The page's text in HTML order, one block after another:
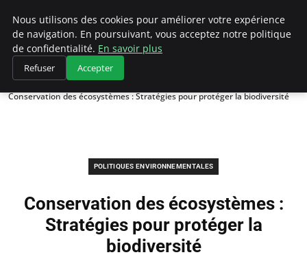
Climategatecountryclub.com
Accueil
Politiques environnementales
Conservation des écosystèmes : Stratégies pour protéger la biodiversité
POLITIQUES ENVIRONNEMENTALES
Conservation des écosystèmes :
Stratégies pour protéger la
biodiversité
Nous utilisons des cookies pour améliorer votre expérience
de navigation. En poursuivant, vous acceptez notre politique
de confidentialité. En savoir plus
Refuser Accepter